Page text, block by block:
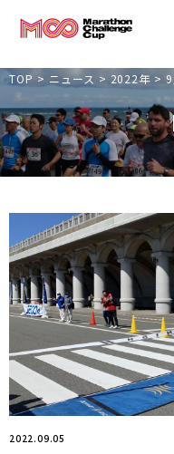
TOP> ニュース > 2022年 >
2022.09.05